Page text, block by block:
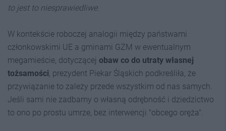
to jest to niesprawiedliwe.
W kontekście roboczej analogii między państwami
członkowskimi UE a gminami GZM w ewentualnym
megamieście, dotyczącej obaw co do utraty własnej
tożsamości, prezydent Piekar Śląskich podkreśliła, że
przywiązanie to zależy przede wszystkim od nas samych.
Jeśli sami nie zadbamy o własną odrębność i dziedzictwo
to ono po prostu umrze, bez interwencji "obcego oręża".